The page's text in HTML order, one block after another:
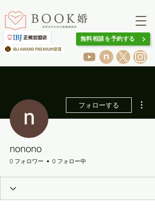
無料相談を予約する
フォローする
nonono
0 フォロワー 0 フォロー中